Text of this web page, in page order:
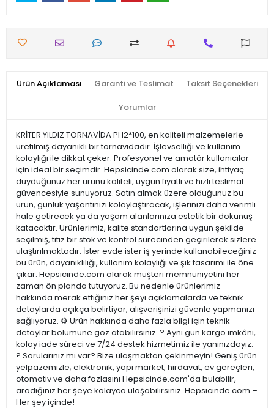
Ürün Açıklaması Garanti ve Teslimat Taksit Seçenekleri
Yorumlar
KRİTER YILDIZ TORNAVİDA PH2*100, en kaliteli malzemelerle
üretilmiş dayanıklı bir tornavidadır. İşlevselliği ve kullanım
kolaylığı ile dikkat çeker. Profesyonel ve amatör kullanıcılar
için ideal bir seçimdir. Hepsicinde.com olarak size, ihtiyaç
duyduğunuz her ürünü kaliteli, uygun fiyatlı ve hızlı teslimat
güvencesiyle sunuyoruz. Satın almak üzere olduğunuz bu
ürün, günlük yaşantınızı kolaylaştıracak, işlerinizi daha verimli
hale getirecek ya da yaşam alanlarınıza estetik bir dokunuş
katacaktır. Ürünlerimiz, kalite standartlarına uygun şekilde
seçilmiş, titiz bir stok ve kontrol sürecinden geçirilerek sizlere
ulaştırılmaktadır. İster evde ister iş yerinde kullanabileceğiniz
bu ürün, dayanıklılığı, kullanım kolaylığı ve şık tasarımı ile öne
çıkar. Hepsicinde.com olarak müşteri memnuniyetini her
zaman ön planda tutuyoruz. Bu nedenle ürünlerimiz
hakkında merak ettiğiniz her şeyi açıklamalarda ve teknik
detaylarda açıkça belirtiyor, alışverişinizi güvenle yapmanızı
sağlıyoruz. ⚙️ Ürün hakkında daha fazla bilgi için teknik
detaylar bölümüne göz atabilirsiniz. ? Aynı gün kargo imkânı,
kolay iade süreci ve 7/24 destek hizmetimiz ile yanınızdayız.
? Sorularınız mı var? Bize ulaşmaktan çekinmeyin! Geniş ürün
yelpazemizle; elektronik, yapı market, hırdavat, ev gereçleri,
otomotiv ve daha fazlasını Hepsicinde.com'da bulabilir,
aradığınız her şeye kolayca ulaşabilirsiniz. Hepsicinde.com –
Her şey içinde!